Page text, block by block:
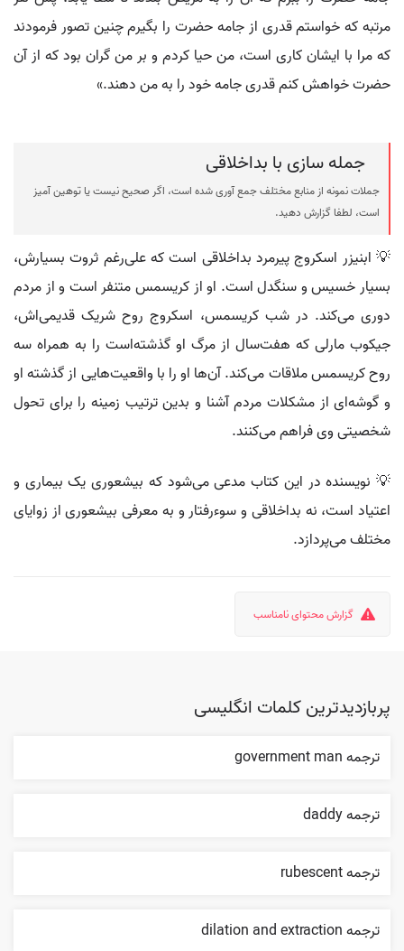
مرتبه که خواستم قدری از جامه حضرت را بگیرم چنین تصور فرمودند
که مرا با ایشان کاری است، من حیا کردم و بر من گران بود که از آن
حضرت خواهش کنم قدری جامه خود را به من دهند.»
جمله سازی با بداخلاقی
جملات نمونه از منابع مختلف جمع آوری شده است، اگر صحیح نیست یا توهین آمیز
است، لطفا گزارش دهید.
💡 ابنیزر اسکروج پیرمرد بداخلاقی است که علی‌رغم ثروت بسیارش،
بسیار خسیس و سنگدل است. او از کریسمس متنفر است و از مردم
دوری می‌کند. در شب کریسمس، اسکروج روح شریک قدیمی‌اش،
جیکوب مارلی که هفت‌سال از مرگ او گذشته‌است را به همراه سه
روح کریسمس ملاقات می‌کند. آن‌ها او را با واقعیت‌هایی از گذشته او
و گوشه‌ای از مشکلات مردم آشنا و بدین ترتیب زمینه را برای تحول
شخصیتی وی فراهم می‌کنند.
💡 نویسنده در این کتاب مدعی می‌شود که بیشعوری یک بیماری و
اعتیاد است، نه بداخلاقی و سوءرفتار و به معرفی بیشعوری از زوایای
مختلف می‌پردازد.
گزارش محتوای نامناسب
پربازدیدترین کلمات انگلیسی
ترجمه government man
ترجمه daddy
ترجمه rubescent
ترجمه dilation and extraction